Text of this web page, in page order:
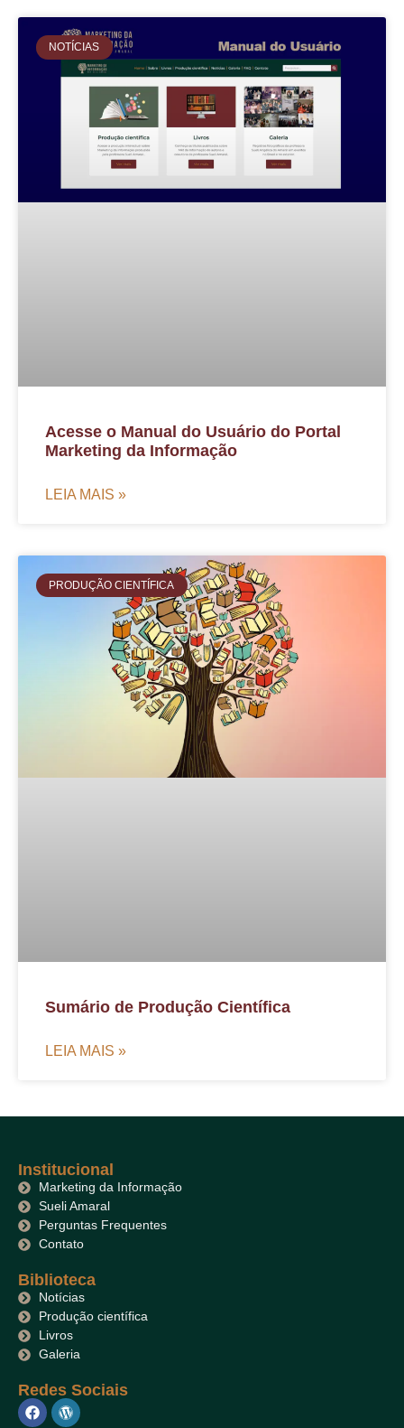
NOTÍCIAS
Acesse o Manual do Usuário do Portal
Marketing da Informação
LEIA MAIS »
PRODUÇÃO CIENTÍFICA
Sumário de Produção Científica
LEIA MAIS »
Institucional
Marketing da Informação
Sueli Amaral
Perguntas Frequentes
Contato
Biblioteca
Notícias
Produção científica
Livros
Galeria
Redes Sociais